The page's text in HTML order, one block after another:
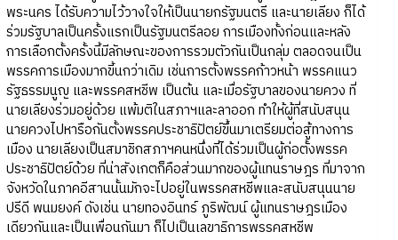
พระนคร ได้รับความไว้วางใจให้เป็นนายกรัฐมนตรี และนายเลียง ก็ได้
ร่วมรัฐบาลเป็นครั้งแรกเป็นรัฐมนตรีลอย การเมืองทั้งก่อนและหลัง
การเลือกตั้งครั้งนี้มีลักษณะของการรวมตัวกันเป็นกลุ่ม ตลอดจนเป็น
พรรคการเมืองมากขี้นกว่าเดิม เช่นการตั้งพรรคก้าวหน้า พรรคแนว
รัฐธรรมนูญ และพรรคสหชีพ เป็นต้น และเมื่อรัฐบาลของนายควง ที่
นายเลียงร่วมอยู่ด้วย แพ้มติในสภาฯและลาออก ทำให้ผู้ที่สนับสนุน
นายควงไปหารือกันตั้งพรรคประชาธิปัตย์ขึ้นมาเตรียมต่อสู้ทางการ
เมือง นายเลียงเป็นสมาชิกสภาฯคนหนึ่งที่ได้ร่วมเป็นผู้ก่อตั้งพรรค
ประชาธิปัตย์ด้วย ที่น่าสังเกตก็คือส่วนมากของผู้แทนราษฎร ที่มาจาก
จังหวัดในภาคอีสานนั้นมักจะไปอยู่ในพรรคสหชีพและสนับสนุนนาย
ปรีดี พนมยงค์ ดังเช่น นายทองอินทร์ ภูริพัฒน์ ผู้แทนราษฎรเมือง
เดียวกันและเป็นเพื่อนกันมา ก็ไปเป็นเลขาธิการพรรคสหชีพ